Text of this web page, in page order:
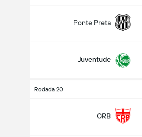
Ponte Preta
Juventude
Rodada 20
CRB